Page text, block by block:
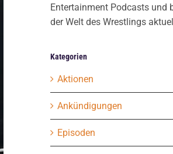
Entertainment Podcasts und
der Welt des Wrestlings
Kategorien
Aktionen
Ankündigungen
Episoden